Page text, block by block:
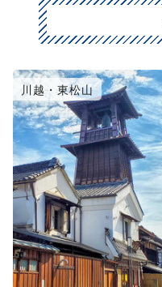
川越・東松山